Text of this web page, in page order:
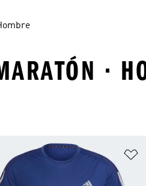
·
lista de deseos